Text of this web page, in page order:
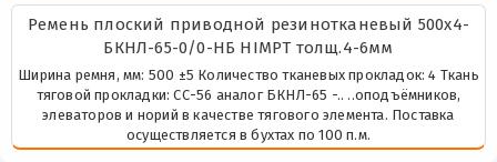
Ремень плоский приводной резинотканевый 500х4-
БКНЛ-65-0/0-НБ HIMPT толщ.4-6мм
Ширина ремня, мм: 500 ±5 Количество тканевых прокладок: 4 Ткань
тяговой прокладки: СС-56 аналог БКНЛ-65 -.. ..оподъёмников,
элеваторов и норий в качестве тягового элемента. Поставка
осуществляется в бухтах по 100 п.м.